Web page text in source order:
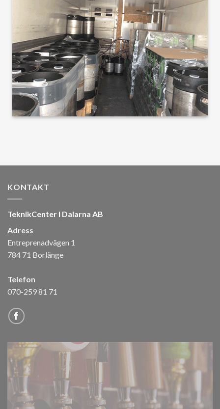
KONTAKT
TeknikCenter I Dalarna AB
Adress
Entreprenadvägen 1
784 71 Borlänge
Telefon
070-259 81 71